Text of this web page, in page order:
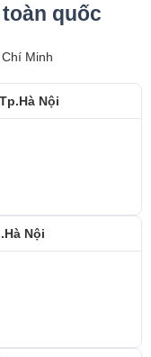
quốc
Chí Minh
Nội
Nội